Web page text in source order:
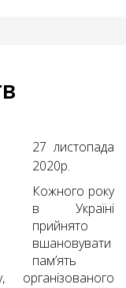
27 листопада
2020р.
Кожного року
в Україні
прийнято
вшановувати
пам’ять